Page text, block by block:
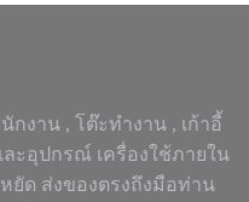
กงาน , โต๊ะทำงาน , เก้าอี้
ะอุปกรณ์ เครื่องใช้ภายใน
ยัด ส่งของตรงถึงมือท่าน